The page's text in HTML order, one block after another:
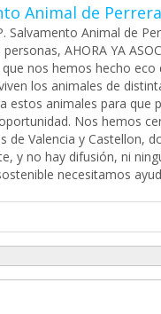
Animal de
Salvamento Animal de
AHORA YA
que nos hemos hecho eco
los animales de
estos animales para que
Nos hemos
de Valencia y Castellon,
y no hay difusión, ni
necesitamos